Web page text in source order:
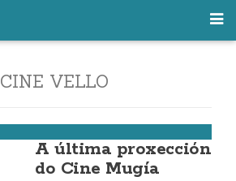
CINE VELLO
A última proxección
do Cine Mugía